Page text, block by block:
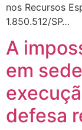
nos Recursos
1.850.512/SP…
A
em
defesa